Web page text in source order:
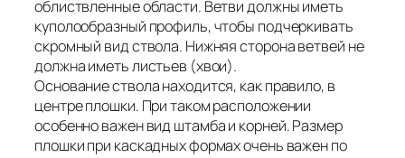
облиствленные области. Ветви должны иметь
куполообразный профиль, чтобы подчеркивать
скромный вид ствола. Нижняя сторона ветвей не
должна иметь листьев (хвои).
Основание ствола находится, как правило, в
центре плошки. При таком расположении
особенно важен вид штамба и корней. Размер
плошки при каскадных формах очень важен по